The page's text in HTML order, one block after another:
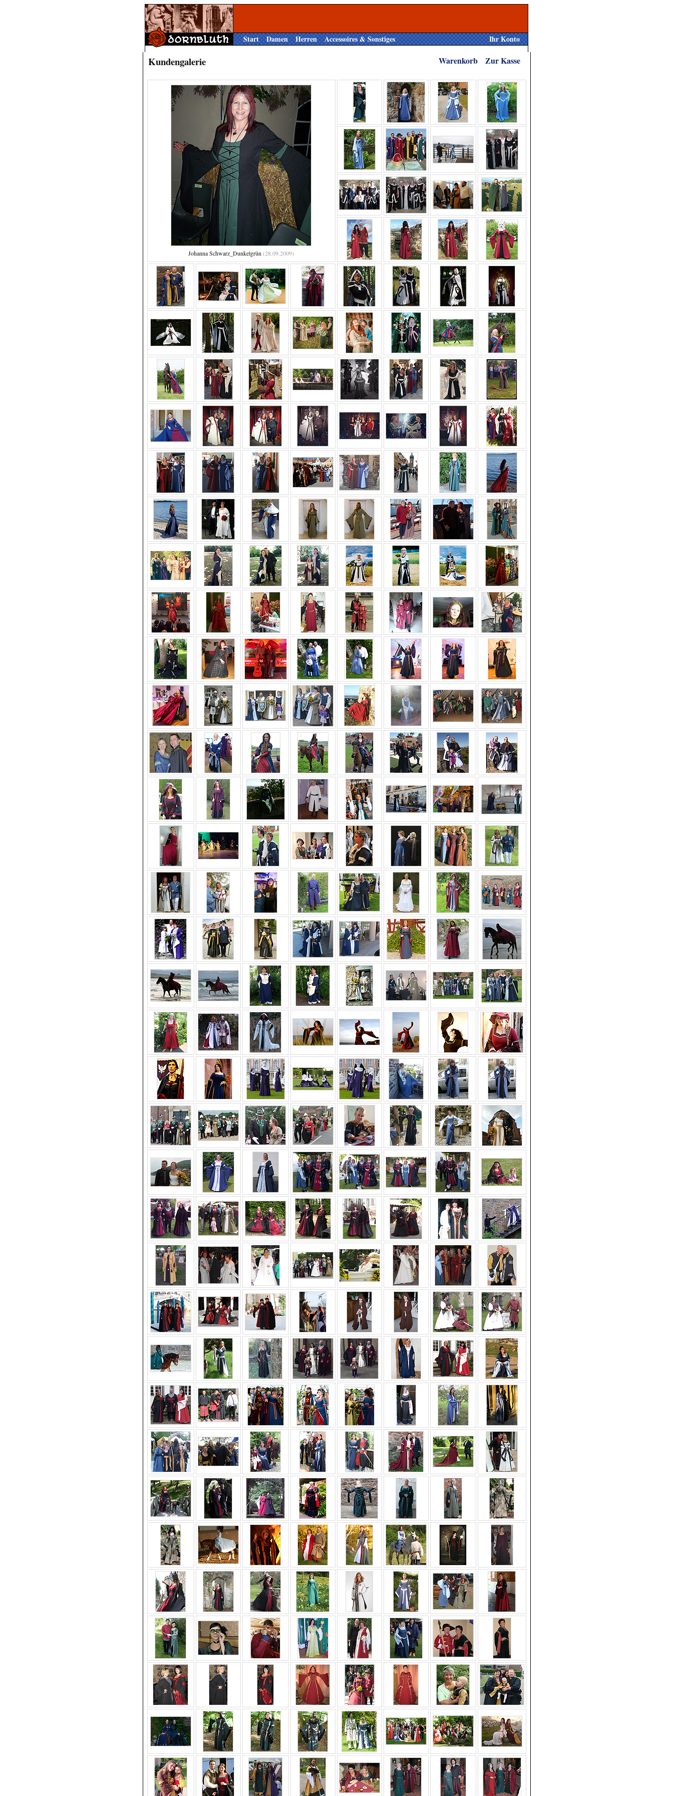
Start Damen Herren Accessoires & Sonstiges Ihr Konto
Kundengalerie Warenkorb Zur Kasse
Johanna Schwarz_Dunkelgrün (28.09.2009)